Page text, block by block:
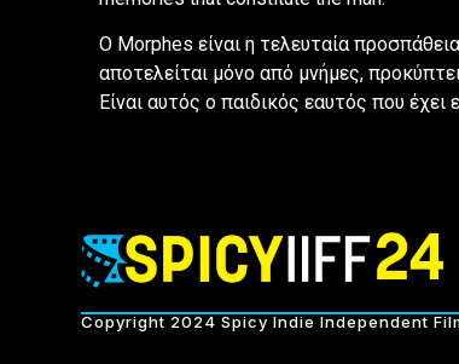
Ο Morphes είναι η τελευταία
αποτελείται μόνο από μνήμες,
Είναι αυτός ο παιδικός εαυτός που
Copyright 2024 Spicy Indie Independent